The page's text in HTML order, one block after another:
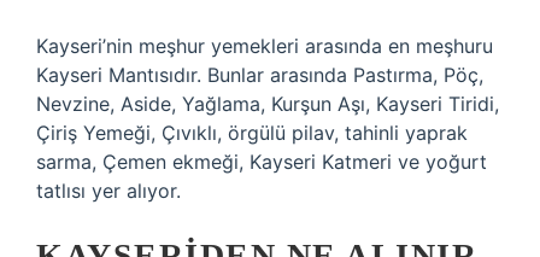
Kayseri’nin meşhur yemekleri arasında en meşhuru
Kayseri Mantısıdır. Bunlar arasında Pastırma, Pöç,
Nevzine, Aside, Yağlama, Kurşun Aşı, Kayseri Tiridi,
Çiriş Yemeği, Çıvıklı, örgülü pilav, tahinli yaprak
sarma, Çemen ekmeği, Kayseri Katmeri ve yoğurt
tatlısı yer alıyor.